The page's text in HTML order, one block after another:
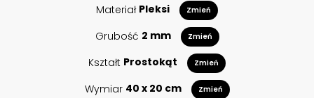
Materiał Pleksi Zmień
Grubość 2 mm Zmień
Kształt Prostokąt Zmień
Wymiar 40 x 20 cm Zmień